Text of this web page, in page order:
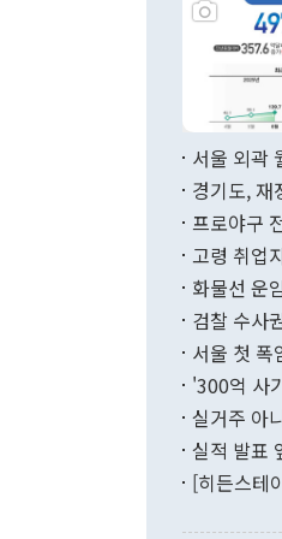
서울 외곽
경기도, 재
프로야구
고령 취업
화물선 운
검찰 수사
서울 첫 폭
'300억 사
실거주 아
실적 발표
[히든스테